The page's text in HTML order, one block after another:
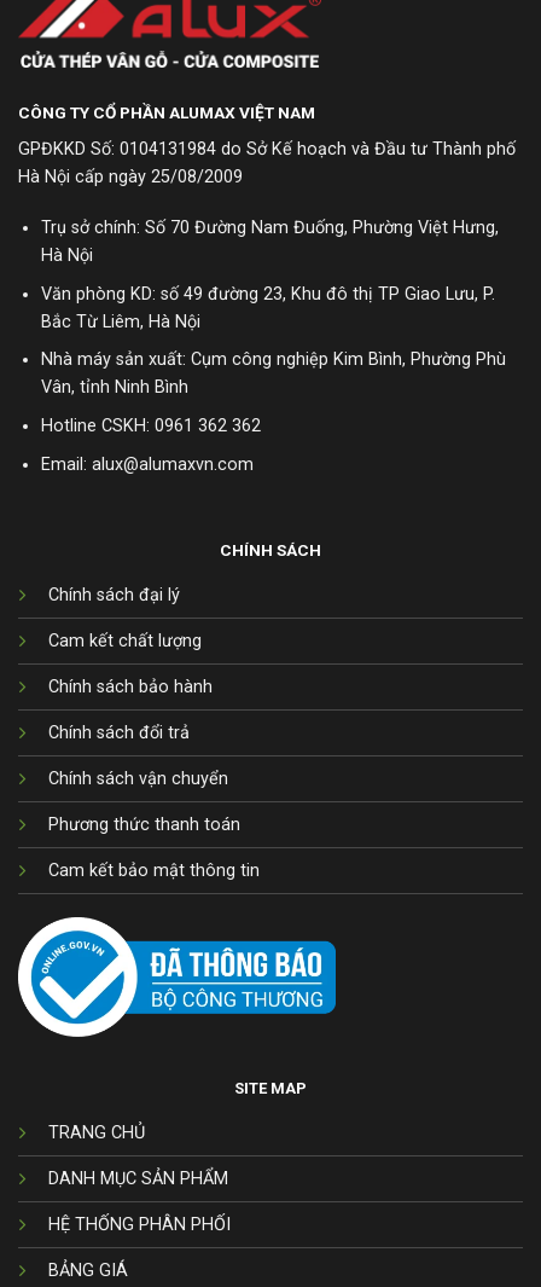
CÔNG TY CỔ PHẦN ALUMAX VIỆT NAM
GPĐKKD Số: 0104131984 do Sở Kế hoạch và Đầu tư Thành phố
Hà Nội cấp ngày 25/08/2009
Trụ sở chính: Số 70 Đường Nam Đuống, Phường Việt Hưng,
Hà Nội
Văn phòng KD: số 49 đường 23, Khu đô thị TP Giao Lưu, P.
Bắc Từ Liêm, Hà Nội
Nhà máy sản xuất: Cụm công nghiệp Kim Bình, Phường Phù
Vân, tỉnh Ninh Bình
Hotline CSKH: 0961 362 362
Email: alux@alumaxvn.com
CHÍNH SÁCH
Chính sách đại lý
Cam kết chất lượng
Chính sách bảo hành
Chính sách đổi trả
Chính sách vận chuyển
Phương thức thanh toán
Cam kết bảo mật thông tin
SITE MAP
TRANG CHỦ
DANH MỤC SẢN PHẨM
HỆ THỐNG PHÂN PHỐI
BẢNG GIÁ